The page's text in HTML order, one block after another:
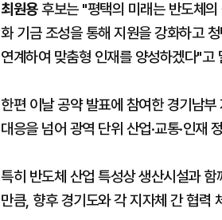
최원용후보는 "평택의 미래는 반도체
화 기금 조성을 통해 지원을 강화하고
연계하여 맞춤형 인재를 양성하겠다"고
한편 이날 공약 발표에 참여한 경기남
대응을 넘어 광역 단위 산업·교통·인재
특히 반도체 산업 특성상 생산시설과 함
만큼, 향후 경기도와 각 지자체 간 협력